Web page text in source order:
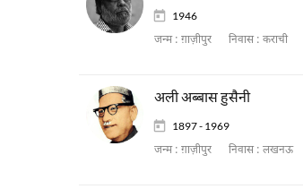
1946
जन्म : ग़ाज़ीपुर निवास : कराची
अली अब्बास हुसैनी
1897 - 1969
जन्म : ग़ाज़ीपुर निवास : लखनऊ